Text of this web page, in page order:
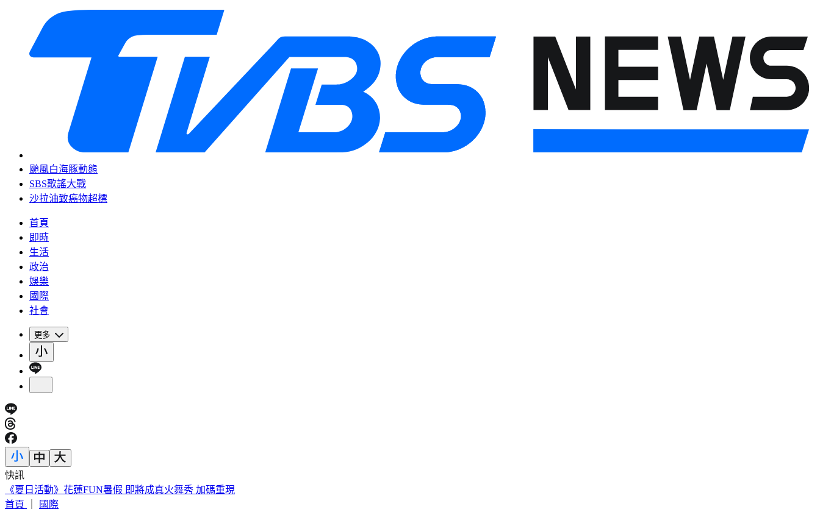
颱風白海豚動態
SBS歌謠大戰
沙拉油致癌物超標
首頁
即時
生活
政治
娛樂
國際
社會
更多
快訊
《夏日活動》花蓮FUN暑假 即將成真火舞秀 加碼重現
首頁
國際